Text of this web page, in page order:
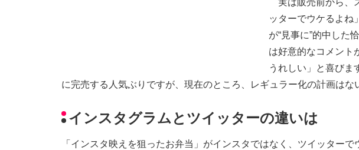
実は販売前から、
ッターでウケるよね
が“見事に”的中した
は好意的なコメント
うれしい」と喜びま
に完売する人気ぶりですが、現在のところ、レギュラー化の計画はな
インスタグラムとツイッターの違いは
「インスタ映えを狙ったお弁当」がインスタではなく、ツイッター